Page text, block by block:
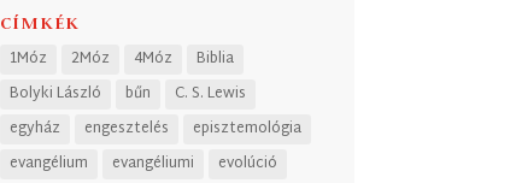
CÍMKÉK
1Móz 2Móz 4Móz
Biblia
Bolyki László
bűn
C. S. Lewis
egyház
engesztelés
episztemológia
evangélium
evangéliumi
evolúció